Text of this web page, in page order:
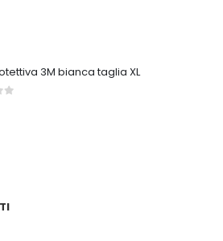
3M bianca taglia XL